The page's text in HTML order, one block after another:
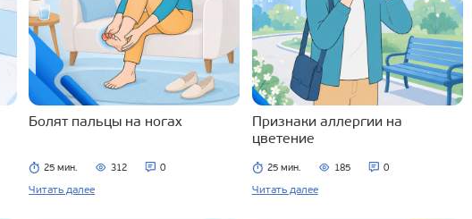
Болят пальцы на ногах
25 мин. 312 0
Читать далее
Признаки аллергии на
цветение
25 мин. 185 0
Читать далее